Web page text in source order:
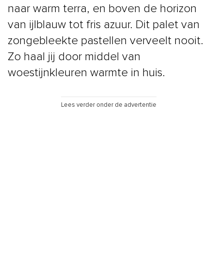
naar warm terra, en boven de horizon
van ijlblauw tot fris azuur. Dit palet van
zongebleekte pastellen verveelt nooit.
Zo haal jij door middel van
woestijnkleuren warmte in huis.
Lees verder onder de advertentie